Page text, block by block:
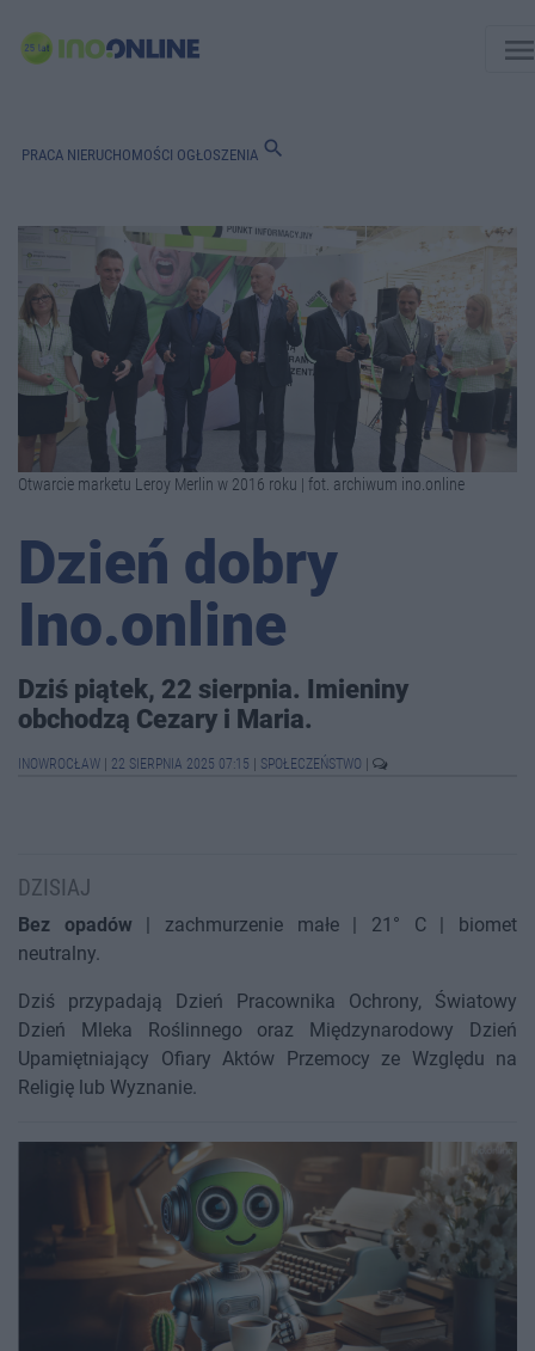
PRACA NIERUCHOMOŚCI OGŁOSZENIA search
Otwarcie marketu Leroy Merlin w 2016 roku | fot. archiwum ino.online
Dzień dobry
Ino.online
Dziś piątek, 22 sierpnia. Imieniny
obchodzą Cezary i Maria.
INOWROCŁAW 22 SIERPNIA 2025 07:15 SPOŁECZEŃSTWO
DZISIAJ
Bez opadów | zachmurzenie małe | 21° C | biomet
neutralny.
Dziś przypadają Dzień Pracownika Ochrony, Światowy
Dzień Mleka Roślinnego oraz Międzynarodowy Dzień
Upamiętniający Ofiary Aktów Przemocy ze Względu na
Religię lub Wyznanie.